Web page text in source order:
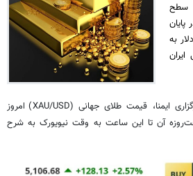
۲۰۲۶) در سطح
روز جمعه تا این لحظه ۵۱۰۶ دلار به
به گزارش سرویس ترجمه خبرگزاری ایمنا، قیمت طلای جهانی (XAU/USD) امروز
آن تا این ساعت به وقت نیویورک به شرح